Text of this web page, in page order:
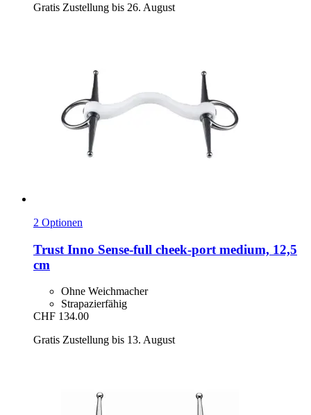
Gratis Zustellung bis 26. August
2 Optionen
Trust Inno Sense-​full cheek-​port medium, 12,5
cm
Ohne Weichmacher
Strapazierfähig
CHF 134.00
Gratis Zustellung bis 13. August